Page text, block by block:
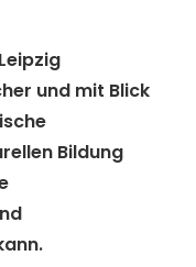
und mit Blick
Bildung